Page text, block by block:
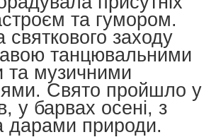
та гумором.
святкового заходу
танцювальними
та музичними
Свято пройшло у
у барвах осені, з
дарами природи.